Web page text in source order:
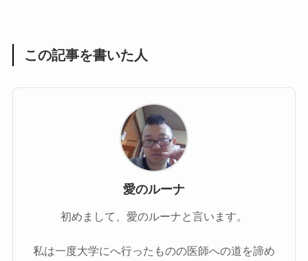
この記事を書いた人
愛のルーナ
初めまして、愛のルーナと言います。
私は一度大学にへ行ったものの医師への道を諦め